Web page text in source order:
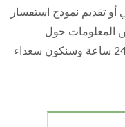
أو تقديم نموذج استفسار
المعلومات حول
منتجاتنا. سيتجاوب فريقنا بسرعة خلال 24 ساعة وسنكون سعداء